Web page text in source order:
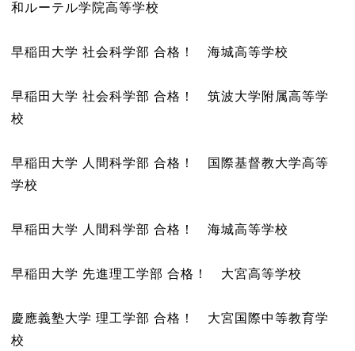
和ルーテル学院高等学校
早稲田大学 社会科学部 合格！ 海城高等学校
早稲田大学 社会科学部 合格！ 筑波大学附属高等学
校
早稲田大学 人間科学部 合格！ 国際基督教大学高等
学校
早稲田大学 人間科学部 合格！ 海城高等学校
早稲田大学 先進理工学部 合格！ 大宮高等学校
慶應義塾大学 理工学部 合格！ 大宮国際中等教育学
校